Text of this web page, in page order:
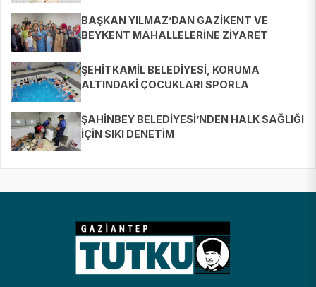
BAŞKAN YILMAZ’DAN GAZİKENT VE
BEYKENT MAHALLELERİNE ZİYARET
ŞEHİTKAMİL BELEDİYESİ, KORUMA
ALTINDAKİ ÇOCUKLARI SPORLA
ŞAHİNBEY BELEDİYESİ’NDEN HALK SAĞLIĞI
İÇİN SIKI DENETİM